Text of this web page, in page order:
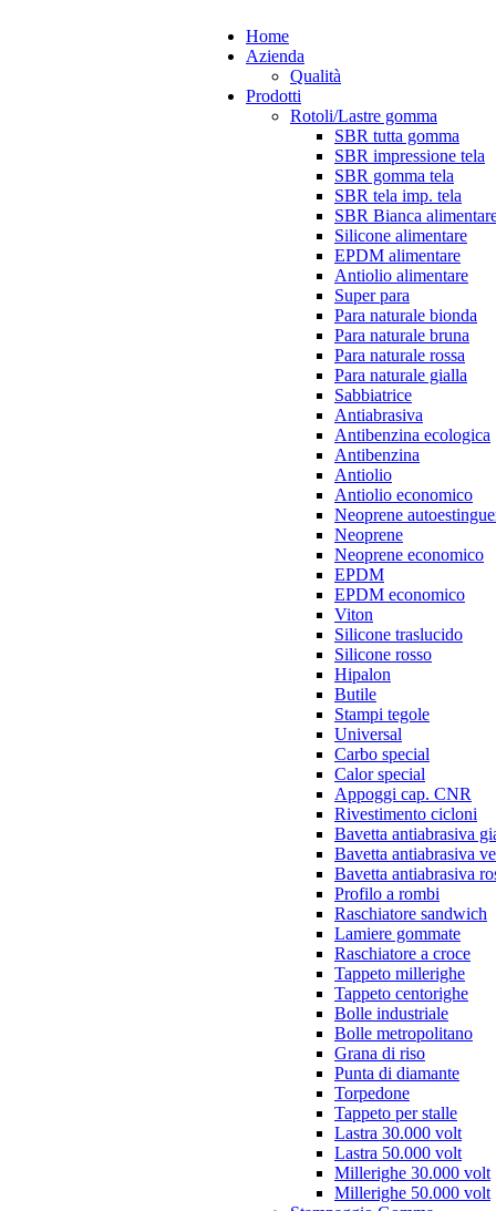
Home
Azienda
Qualità
Prodotti
Rotoli/Lastre gomma
SBR tutta gomma
SBR impressione tela
SBR gomma tela
SBR tela imp. tela
SBR Bianca
Silicone alimentare
EPDM alimentare
Antiolio alimentare
Super para
Para naturale bionda
Para naturale bruna
Para naturale rossa
Para naturale gialla
Sabbiatrice
Antiabrasiva
Antibenzina ecologica
Antibenzina
Antiolio
Antiolio economico
Neoprene
Neoprene
Neoprene economico
EPDM
EPDM economico
Viton
Silicone traslucido
Silicone rosso
Hipalon
Butile
Stampi tegole
Universal
Carbo special
Calor special
Appoggi cap. CNR
Rivestimento cicloni
Bavetta antiabrasiva
Bavetta antiabrasiva
Bavetta antiabrasiva
Profilo a rombi
Raschiatore sandwich
Lamiere gommate
Raschiatore a croce
Tappeto millerighe
Tappeto centorighe
Bolle industriale
Bolle metropolitano
Grana di riso
Punta di diamante
Torpedone
Tappeto per stalle
Lastra 30.000 volt
Lastra 50.000 volt
Millerighe 30.000 volt
Millerighe 50.000 volt